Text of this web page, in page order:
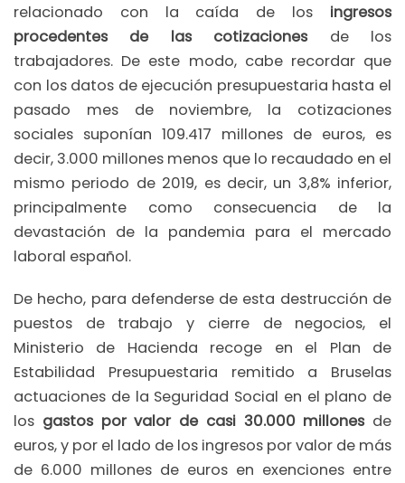
relacionado con la caída de los ingresos
procedentes de las cotizaciones de los
trabajadores. De este modo, cabe recordar que
con los datos de ejecución presupuestaria hasta el
pasado mes de noviembre, la cotizaciones
sociales suponían 109.417 millones de euros, es
decir, 3.000 millones menos que lo recaudado en el
mismo periodo de 2019, es decir, un 3,8% inferior,
principalmente como consecuencia de la
devastación de la pandemia para el mercado
laboral español.
De hecho, para defenderse de esta destrucción de
puestos de trabajo y cierre de negocios, el
Ministerio de Hacienda recoge en el Plan de
Estabilidad Presupuestaria remitido a Bruselas
actuaciones de la Seguridad Social en el plano de
los gastos por valor de casi 30.000 millones de
euros, y por el lado de los ingresos por valor de más
de 6.000 millones de euros en exenciones entre